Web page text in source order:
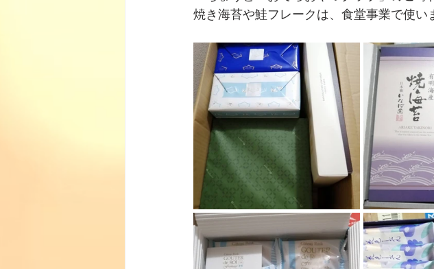
焼き海苔や鮭フレークは、食堂事業で使い